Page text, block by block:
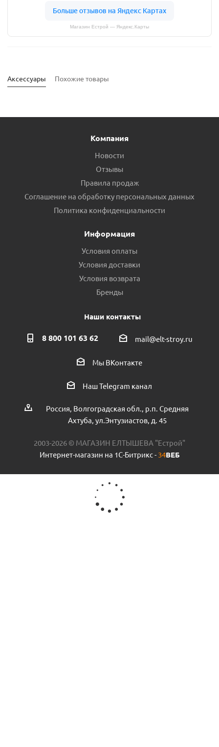
Магазин Естрой — Яндекс.Карты
Аксессуары Похожие товары
Есть в наличии (2)
Тройник ПНД VALFEX 25х3/4х25 внутренняя резьба
Компания
Новости
Отзывы
Правила продаж
Соглашение на обработку персональных данных
Политика конфиденциальности
Информация
Условия оплаты
Условия доставки
Условия возврата
Бренды
Наши контакты
8 800 101 63 62 mail@elt-stroy.ru
Мы ВКонтакте
Наш Telegram канал
Россия, Волгоградская обл., р.п. Средняя
Ахтуба, ул.Энтузиастов, д. 45
2003-2026 © МАГАЗИН ЕЛТЫШЕВА "Естрой"
Интернет-магазин на 1С-Битрикс - 34ВЕБ